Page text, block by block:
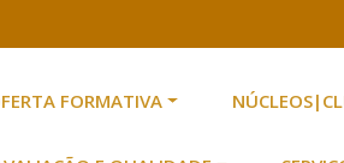
2 de Serpa
FORMATIVA